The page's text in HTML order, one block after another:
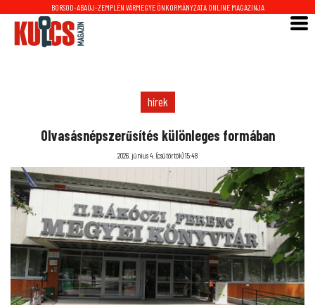
BORSOD-ABAÚJ-ZEMPLÉN VÁRMEGYE ÖNKORMÁNYZATA ONLINE MAGAZINJA
hírek
Olvasásnépszerűsítés különleges formában
2026. június 4. (csütörtök) 15:48